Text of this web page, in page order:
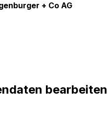
+ Co AG
bearbeiten